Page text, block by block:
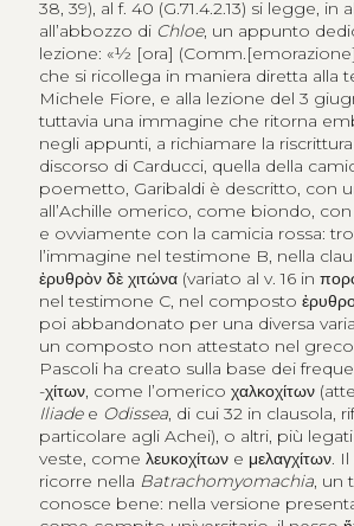
38, 39), al f. 40 (G.71.4.2.13) si legge, in
all’abbozzo di Chloe, un appunto
lezione: «½ [ora]
che si ricollega in maniera diretta alla
Michele Fiore, e alla lezione del 3
tuttavia una immagine che ritorna
negli appunti, a richiamare la
discorso di Carducci, quella della
poemetto, Garibaldi è descritto, con
all’Achille omerico, come biondo,
e ovviamente con la camicia rossa:
l’immagine nel testimone B, nella
ἐρυθρὸν δὲ χιτώνα(variato al v. 16 in
nel testimone C, nel composto
poi abbandonato per una diversa
un composto non attestato nel
Pascoli ha creato sulla base dei
-χίτων, come l’omerico χαλκοχίτων
Iliade e Odissea, di cui 32 in clausola,
particolare agli Achei), o altri, più
veste, come λευκοχίτωνe μελαγχίτων. Il
ricorre nella Batrachomyomachia, un
conosce bene: nella versione